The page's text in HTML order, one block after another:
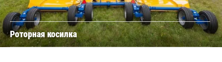
Роторная косилка